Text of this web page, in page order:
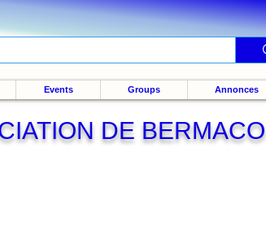
Events Groups Annonces
DE BERMACO